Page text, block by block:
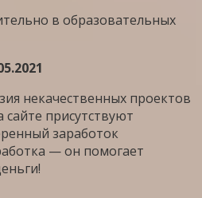
в образовательных
некачественных проектов
присутствуют
заработок
— он помогает